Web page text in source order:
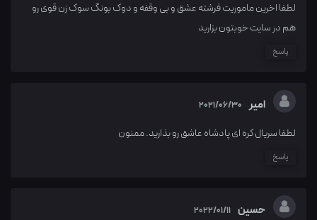
لطفا اخرین ماموریت فرشته عشق و بی وقفه و دوک بونگ سوک زن قوی رو
هم در سایت خوبتون بزارید
پاسخ
امیر 2021/06/30
لطفا سریال کره ای پادشاه عاشق رو بذارید. ممنون
پاسخ
حسین 2022/01/11